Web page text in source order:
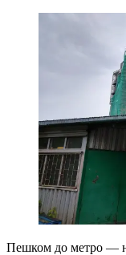
Пешком до метро —